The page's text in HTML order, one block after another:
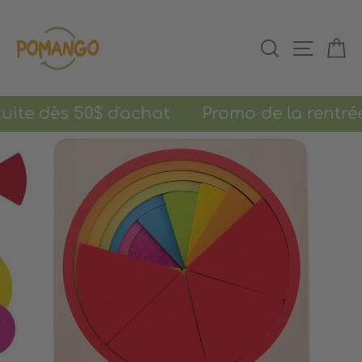
contenu
RECHERCHER
dès 50$ d'achat Promo de la